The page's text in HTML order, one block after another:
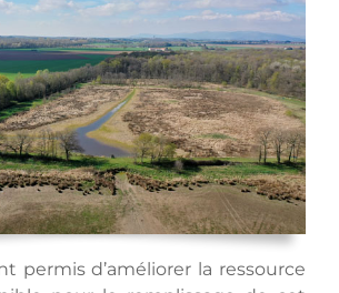
permis d’améliorer la ressource